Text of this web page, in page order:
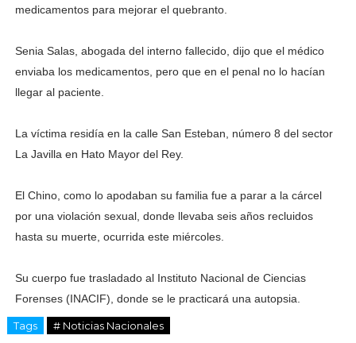
medicamentos para mejorar el quebranto.
Senia Salas, abogada del interno fallecido, dijo que el médico
enviaba los medicamentos, pero que en el penal no lo hacían
llegar al paciente.
La víctima residía en la calle San Esteban, número 8 del sector
La Javilla en Hato Mayor del Rey.
El Chino, como lo apodaban su familia fue a parar a la cárcel
por una violación sexual, donde llevaba seis años recluidos
hasta su muerte, ocurrida este miércoles.
Su cuerpo fue trasladado al Instituto Nacional de Ciencias
Forenses (INACIF), donde se le practicará una autopsia.
Tags # Noticias Nacionales